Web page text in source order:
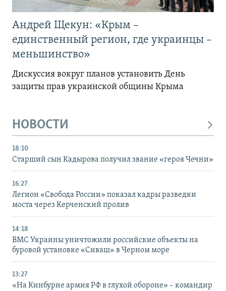
Андрей Щекун: «Крым –
единственный регион, где украинцы –
меньшинство»
Дискуссия вокруг планов установить День
защиты прав украинской общины Крыма
НОВОСТИ
18:10
Старший сын Кадырова получил звание «героя Чечни»
16:27
Легион «Свобода России» показал кадры разведки
моста через Керченский пролив
14:18
ВМС Украины уничтожили российские объекты на
буровой установке «Сиваш» в Черном море
13:27
«На Кинбурне армия РФ в глухой обороне» – командир